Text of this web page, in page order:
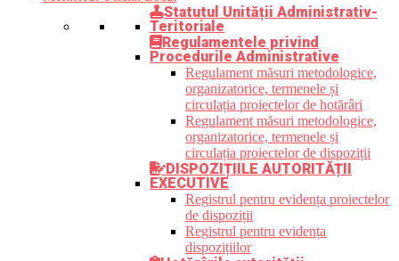
Statutul Unității Administrativ-
Teritoriale
Regulamentele privind
Procedurile Administrative
Regulament măsuri metodologice,
organizatorice, termenele și
circulația proiectelor de hotărâri
Regulament măsuri metodologice,
organizatorice, termenele și
circulația proiectelor de dispoziții
DISPOZIȚIILE AUTORITĂȚII
EXECUTIVE
Registrul pentru evidența proiectelor
de dispoziții
Registrul pentru evidența
dispozițiilor